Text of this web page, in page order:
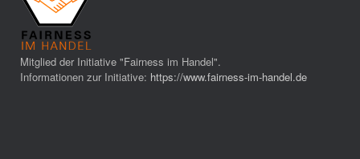
Mitglied der Initiative "Fairness im Handel".
Informationen zur Initiative: https://www.fairness-im-handel.de